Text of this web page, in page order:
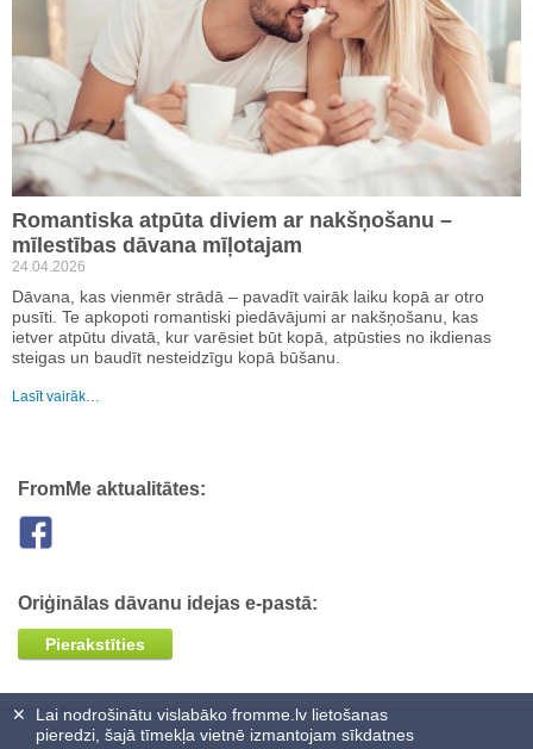
Romantiska atpūta diviem ar nakšņošanu –
mīlestības dāvana mīļotajam
24.04.2026
Dāvana, kas vienmēr strādā – pavadīt vairāk laiku kopā ar otro
pusīti. Te apkopoti romantiski piedāvājumi ar nakšņošanu, kas
ietver atpūtu divatā, kur varēsiet būt kopā, atpūsties no ikdienas
steigas un baudīt nesteidzīgu kopā būšanu.
Lasīt vairāk…
FromMe aktualitātes:
Oriģinālas dāvanu idejas e-pastā:
Pierakstīties
Lai nodrošinātu vislabāko fromme.lv lietošanas
pieredzi, šajā tīmekļa vietnē izmantojam sīkdatnes
✕